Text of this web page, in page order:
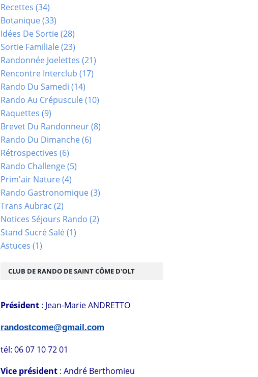
Recettes (34)
Botanique(33)
Idées De Sortie(28)
Sortie Familiale(23)
Randonnée Joelettes (21)
Rencontre Interclub (17)
Rando Du Samedi (14)
Rando Au Crépuscule(10)
Raquettes (9)
Brevet Du Randonneur(8)
Rando Du Dimanche(6)
Rétrospectives (6)
Rando Challenge(5)
Prim'air Nature(4)
Rando Gastronomique(3)
Trans Aubrac (2)
Notices Séjours Rando (2)
Stand Sucré Salé(1)
Astuces (1)
CLUB DE RANDO DE SAINT CÔME D'OLT
Président : Jean-Marie ANDRETTO
randostcome@gmail.com
tél: 06 07 10 72 01
Vice président : André Berthomieu